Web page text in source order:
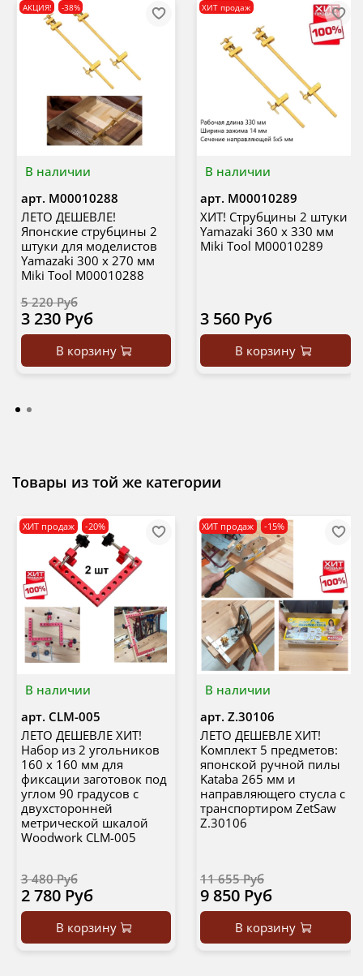
В наличии
АКЦИЯ! -38%
арт. М00010288
ЛЕТО ДЕШЕВЛЕ!
Японские струбцины 2
штуки для моделистов
Yamazaki 300 х 270 мм
Miki Tool М00010288
5 220 Руб
3 230 Руб
В корзину
В наличии
ХИТ продаж
арт. М00010289
ХИТ! Струбцины 2 штуки
Yamazaki 360 х 330 мм
Miki Tool М00010289
3 560 Руб
В корзину
Товары из той же категории
В наличии
ХИТ продаж -20%
арт. CLM-005
ЛЕТО ДЕШЕВЛЕ ХИТ!
Набор из 2 угольников
160 х 160 мм для
фиксации заготовок под
углом 90 градусов с
двухсторонней
метрической шкалой
Woodwork CLM-005
3 480 Руб
2 780 Руб
В корзину
В наличии
ХИТ продаж -15%
арт. Z.30106
ЛЕТО ДЕШЕВЛЕ ХИТ!
Комплект 5 предметов:
японской ручной пилы
Kataba 265 мм и
направляющего стусла с
транспортиром ZetSaw
Z.30106
11 655 Руб
9 850 Руб
В корзину